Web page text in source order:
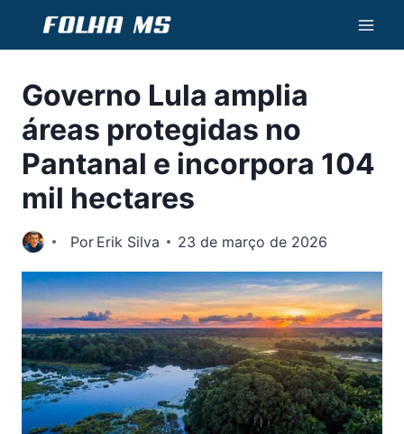
Conteúdo
Governo Lula amplia
áreas protegidas no
Pantanal e incorpora 104
mil hectares
Por Erik Silva 23 de março de 2026